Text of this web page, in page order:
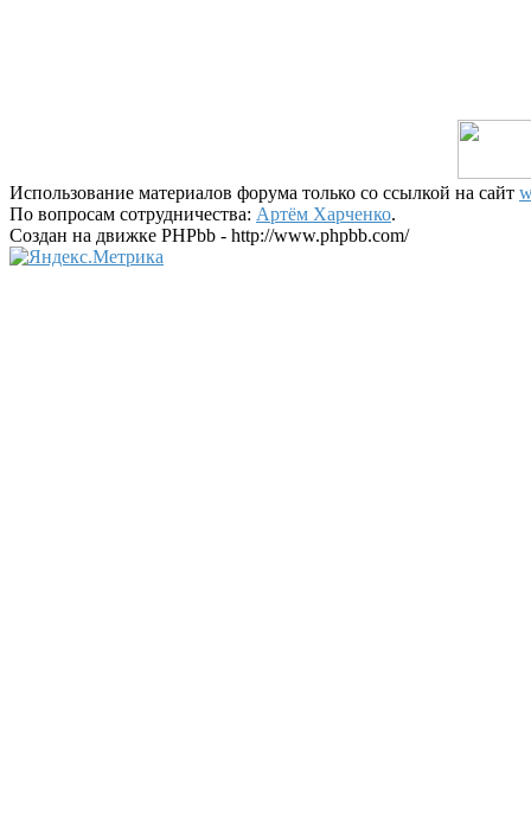
Использование материалов форума только со ссылкой на сайт
По вопросам сотрудничества: Артём Харченко.
Создан на движке PHPbb - http://www.phpbb.com/